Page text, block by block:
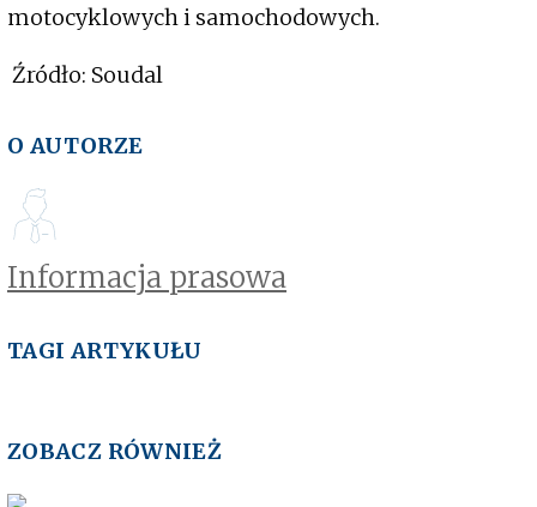
motocyklowych i samochodowych.
Źródło: Soudal
O AUTORZE
Informacja prasowa
TAGI ARTYKUŁU
ZOBACZ RÓWNIEŻ